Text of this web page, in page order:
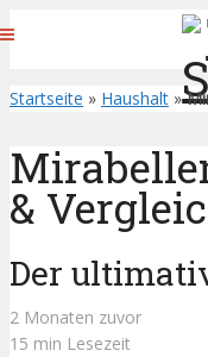
Startseite » Haushalt »
&
Der
2 Monaten zuvor
15 min Lesezeit